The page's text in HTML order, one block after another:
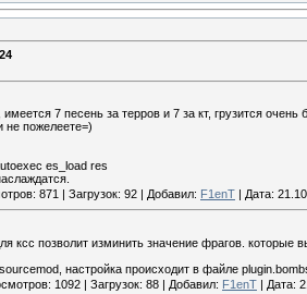
7 песень за терров и 7 за кт, грузится очень
не пожелеете=)
es_load res
871 | Загрузок: 92 | Добавил: F1enT | Дата:
ксс позволит изминить значение фрагов.
настройка происходит в файле
1092 | Загрузок: 88 | Добавил: F1enT | Дата: